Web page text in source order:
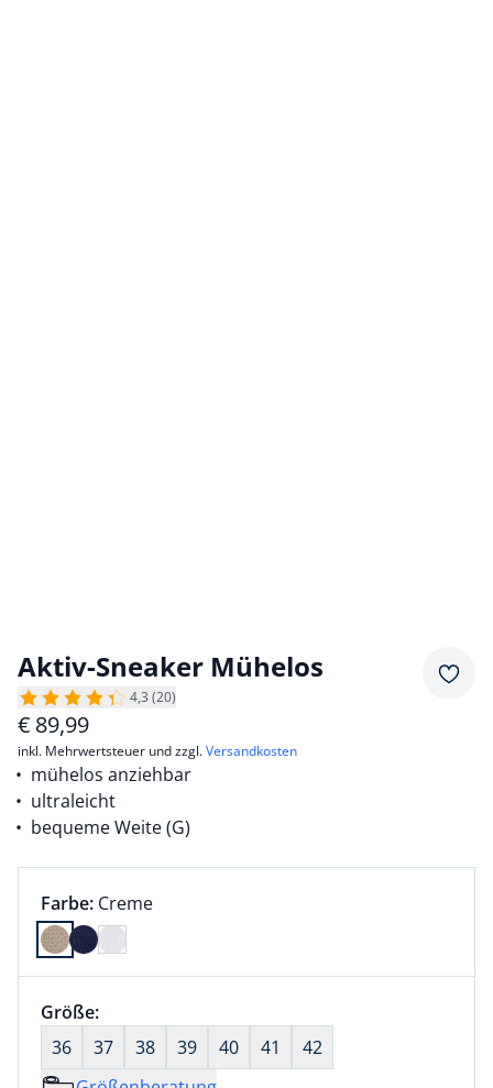
Aktiv-Sneaker Mühelos
4,3 (20)
€ 89,99
inkl. Mehrwertsteuer und zzgl.Versandkosten
mühelos anziehbar
ultraleicht
bequeme Weite (G)
Farbauswahl:
Farbe: aktuell ausgewählt:
Creme
Farbe Creme ausgewählt
Größenauswahl:
Größe:nichts ausgewählt
36
37 38 39 40 41
42